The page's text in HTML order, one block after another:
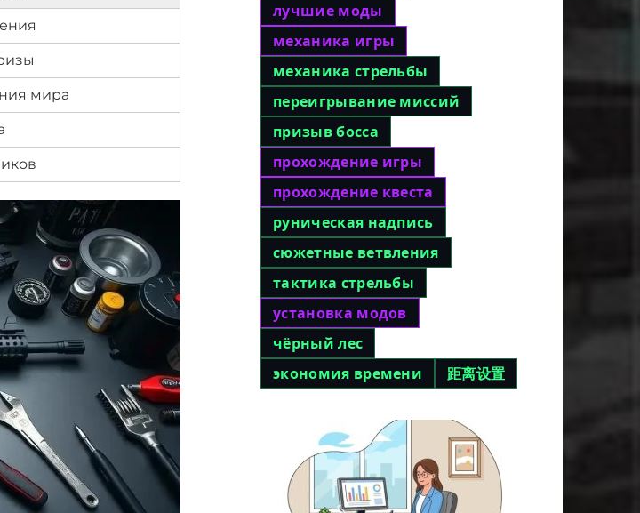
мира
лучшие моды
механика игры
механика стрельбы
переигрывание миссий
призыв босса
прохождение игры
прохождение квеста
руническая надпись
сюжетные ветвления
тактика стрельбы
установка модов
чёрный лес
экономия времени
距离设置